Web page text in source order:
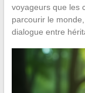
voyageurs que les
parcourir le
dialogue entre